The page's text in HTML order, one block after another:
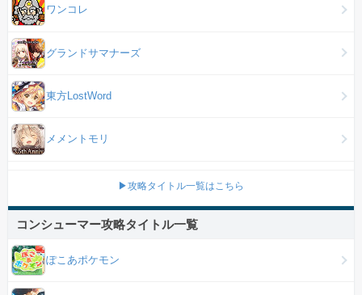
ワンコレ
グランドサマナーズ
東方LostWord
メメントモリ
▶攻略タイトル一覧はこちら
コンシューマー攻略タイトル一覧
ぽこあポケモン